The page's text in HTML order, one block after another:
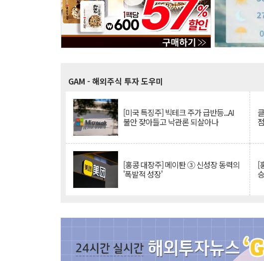
GAM - 해외주식 투자 도우미
[미국 특징주] 빅테크 주가 급반등...AI
불안 잦아들고 낙관론 되살아나
[홍콩 대장주] 메이퇀 ③ 신성장 동력의
'폭발적 성장'
[